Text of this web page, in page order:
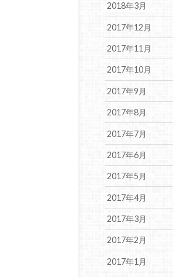
2018年3月
2017年12月
2017年11月
2017年10月
2017年9月
2017年8月
2017年7月
2017年6月
2017年5月
2017年4月
2017年3月
2017年2月
2017年1月